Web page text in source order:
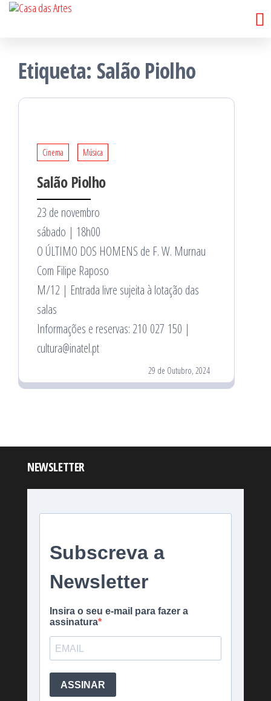
Saltar
conteúdoEtiqueta: Salão Piolho
Cinema Música
Salão Piolho
23 de novembro
sábado | 18h00
O ÚLTIMO DOS HOMENS de F. W. Murnau
Com Filipe Raposo
M/12 | Entrada livre sujeita à lotação das
salas
Informações e reservas: 210 027 150 |
cultura@inatel.pt
29 de Outubro, 2024
NEWSLETTER